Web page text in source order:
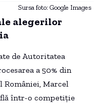
Sursa foto: Google Images
alegerilor
de Autoritatea
a 50% din
Marcel
într-o competiție